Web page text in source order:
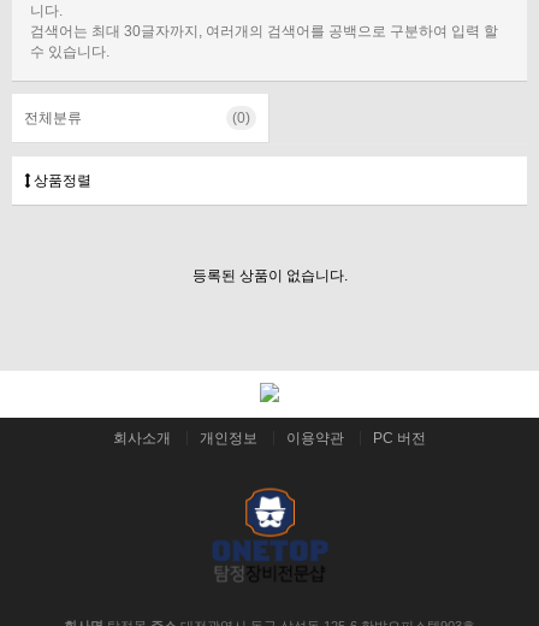
니다.
검색어는 최대 30글자까지, 여러개의 검색어를 공백으로 구분하여 입력 할
수 있습니다.
전체분류 (0)
상품정렬
등록된 상품이 없습니다.
회사소개 개인정보 이용약관 PC 버전